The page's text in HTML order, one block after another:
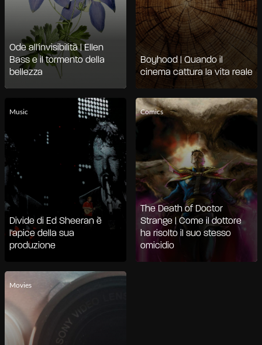
Ode all'invisibilità | Ellen
Bass e il tormento della
bellezza
Boyhood | Quando il
cinema cattura la vita reale
Music
Divide di Ed Sheeran è
l'apice della sua
produzione
Comics
The Death of Doctor
Strange | Come il dottore
ha risolto il suo stesso
omicidio
Movies